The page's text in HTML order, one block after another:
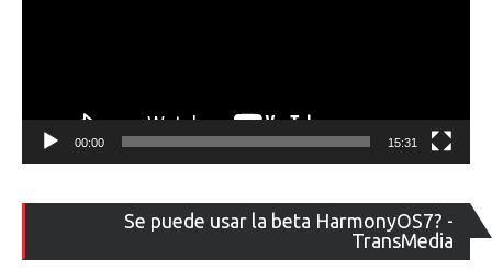
00:00 15:31
Se puede usar la beta HarmonyOS7? -
TransMedia
de